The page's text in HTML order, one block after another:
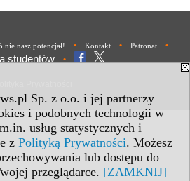
Sp. z o.o. i jej partnerzy
i podobnych technologii w
usług statystycznych i
z Polityką Prywatności. Możesz
lub dostępu do
przeglądarce. [ZAMKNIJ]
nasz potencjał! • Kontakt • Patronat •
studentów •